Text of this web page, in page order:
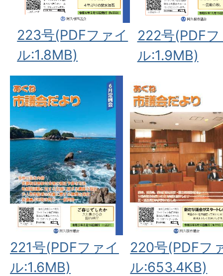
223号(PDFファイ
ル:1.8MB)
222号(PDF
ル:1.9MB)
221号(PDFファイ
ル:1.6MB)
220号(PDFフ
ル:653.4KB)